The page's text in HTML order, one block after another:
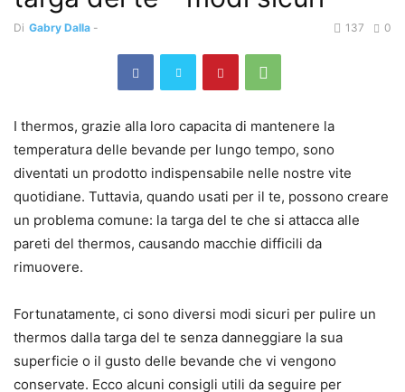
Di Gabry Dalla - 0
137
I thermos, grazie alla loro capacita di mantenere la
temperatura delle bevande per lungo tempo, sono
diventati un prodotto indispensabile nelle nostre vite
quotidiane. Tuttavia, quando usati per il te, possono creare
un problema comune: la targa del te che si attacca alle
pareti del thermos, causando macchie difficili da
rimuovere.
Fortunatamente, ci sono diversi modi sicuri per pulire un
thermos dalla targa del te senza danneggiare la sua
superficie o il gusto delle bevande che vi vengono
conservate. Ecco alcuni consigli utili da seguire per